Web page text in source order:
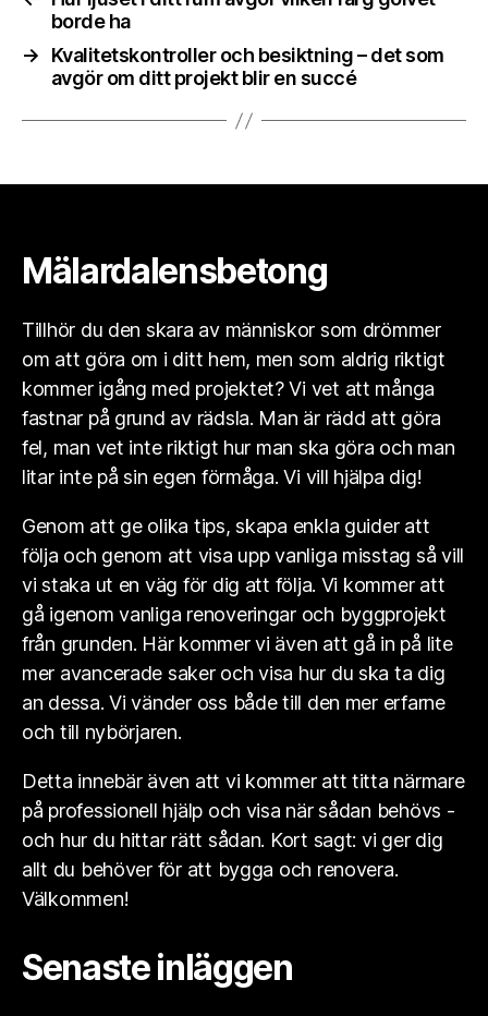
borde ha
→
Kvalitetskontroller och besiktning – det som
avgör om ditt projekt blir en succé
Mälardalensbetong
Tillhör du den skara av människor som drömmer
om att göra om i ditt hem, men som aldrig riktigt
kommer igång med projektet? Vi vet att många
fastnar på grund av rädsla. Man är rädd att göra
fel, man vet inte riktigt hur man ska göra och man
litar inte på sin egen förmåga. Vi vill hjälpa dig!
Genom att ge olika tips, skapa enkla guider att
följa och genom att visa upp vanliga misstag så vill
vi staka ut en väg för dig att följa. Vi kommer att
gå igenom vanliga renoveringar och byggprojekt
från grunden. Här kommer vi även att gå in på lite
mer avancerade saker och visa hur du ska ta dig
an dessa. Vi vänder oss både till den mer erfarne
och till nybörjaren.
Detta innebär även att vi kommer att titta närmare
på professionell hjälp och visa när sådan behövs -
och hur du hittar rätt sådan. Kort sagt: vi ger dig
allt du behöver för att bygga och renovera.
Välkommen!
Senaste inläggen